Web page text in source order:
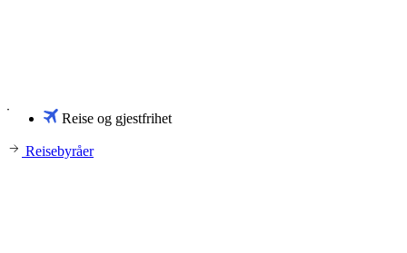
Reise og gjestfrihet
Reisebyråer